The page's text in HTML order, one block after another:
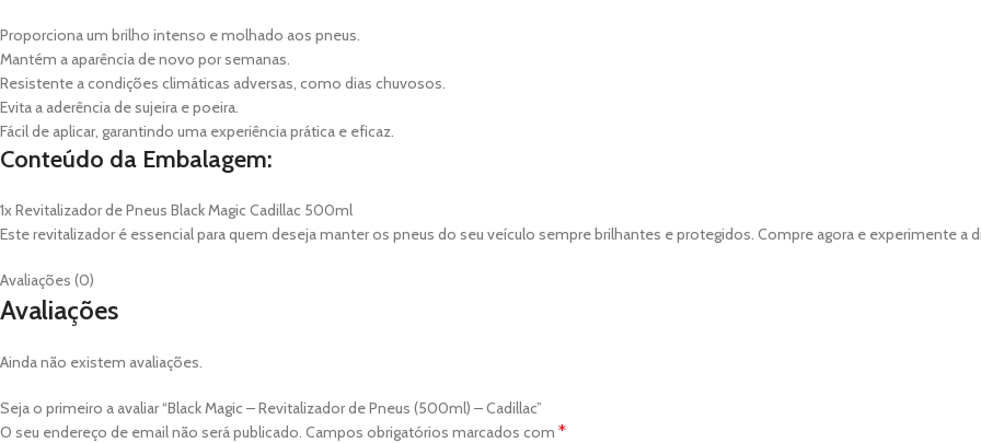
Proporciona um brilho intenso e molhado aos pneus.
Mantém a aparência de novo por semanas.
Resistente a condições climáticas adversas, como dias chuvosos.
Evita a aderência de sujeira e poeira.
Fácil de aplicar, garantindo uma experiência prática e eficaz.
Conteúdo da Embalagem:
1x Revitalizador de Pneus Black Magic Cadillac 500ml
Este revitalizador é essencial para quem deseja manter os pneus do seu veículo sempre brilhantes e protegidos. Compre agora e experimente a
Avaliações (0)
Avaliações
Ainda não existem avaliações.
Seja o primeiro a avaliar “Black Magic – Revitalizador de Pneus (500ml) – Cadillac”
O seu endereço de email não será publicado. Campos obrigatórios marcados com *